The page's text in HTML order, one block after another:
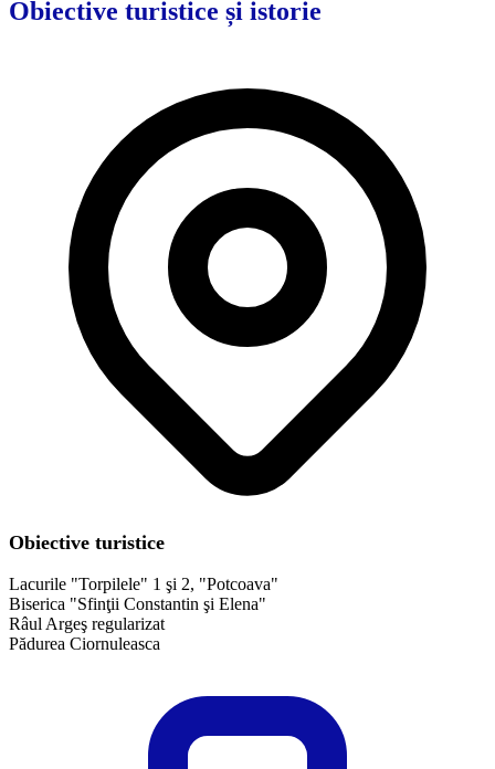
Obiective turistice și istorie
Obiective turistice
Lacurile "Torpilele" 1 şi 2, "Potcoava"
Biserica "Sfinţii Constantin şi Elena"
Râul Argeş regularizat
Pădurea Ciornuleasca